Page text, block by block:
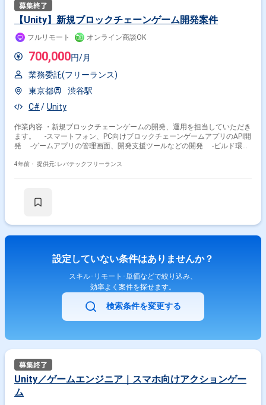
ある方(自ら率先して課題を見つけ、遂行できる行動力がある方) 協調性を
持って業務に取り組める方 【場所】 六本木駅 ※環境が整い次第リモート可
能 【勤務時間】 10時~19時 【精算】 140h~180h(応相談) 【面談】 1回※
オンライン ※以下に該当する方からの応募はお断りしております。 なお、
選考を進めるにあたってスキルシートが必要です。 ----------------------------------------
---------------- ・週5日稼働できない方 --------------------------------------------------------
【Unity】新規ブロックチェーンゲーム開発案件
フルリモート オンライン商談OK
700,000円/月
業務委託(フリーランス)
東京都
渋谷駅
C#
Unity
作業内容 ・新規ブロックチェーンゲームの開発、運用を担当していただき
ます。 -スマートフォン、PC向けブロックチェーンゲームアプリのAPI開
発 -ゲームアプリの管理画面、開発支援ツールなどの開発 -ビルド環境
4年前・ 提供元: レバテックフリーランス
設定していない条件はありませんか？
スキル･リモート･単価などで絞り込み、
効率よく案件を探せます。
検索条件を変更する
Unity／ゲームエンジニア｜スマホ向けアクションゲー
ム